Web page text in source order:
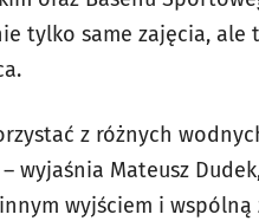
tylko same zajęcia, ale
z różnych
wyjaśnia Mateusz
wyjściem i